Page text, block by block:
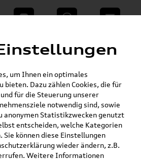
Instagram WhatsApp E-Mail
und Zubehör »
Reifen & Felgen
Sommerkompletträder
Kundenkonto Warenkorb
um Ihnen ein optimales
bieten. Dazu zählen Cookies, die für
für die Steuerung unserer
notwendig sind, sowie
anonymen Statistikzwecken genutzt
entscheiden, welche Kategorien
Sie können diese Einstellungen
wieder ändern, z.B.
Weitere Informationen